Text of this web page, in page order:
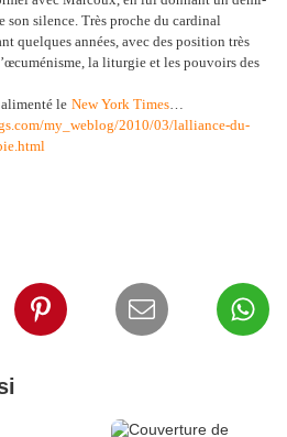
silence. Très proche du cardinal
quelques années, avec des position très
la liturgie et les pouvoirs des
le New York Times…
my_weblog/2010/03/lalliance-du-